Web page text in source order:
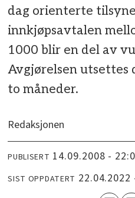
dag orienterte
innkjøpsavtalen
1000 blir en del av
Avgjørelsen utsettes
to måneder.
Redaksjonen
PUBLISERT 14.09.2008 -
SIST OPPDATERT